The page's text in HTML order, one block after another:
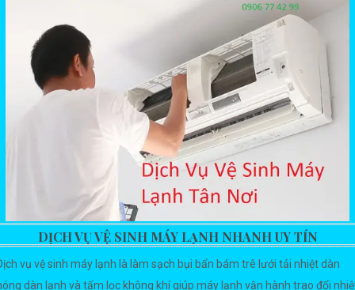
DỊCH VỤ VỆ SINH MÁY LẠNH NHANH UY TÍN
vụ vệ sinh máy lạnh là làm sạch bụi bẩn bám trê lưới tải nhiệt dàn
dàn lạnh và tấm lọc không khí giúp máy lạnh vận hành trao đổi